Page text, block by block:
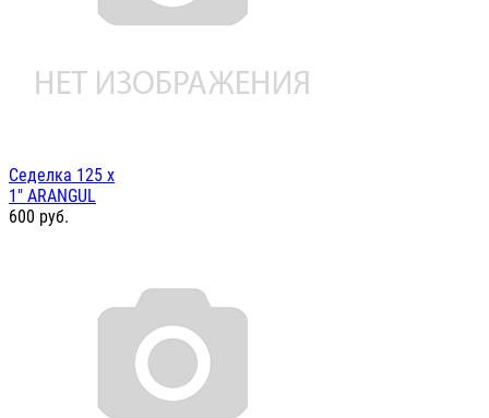
Седелка 125 х
1" ARANGUL
600 руб.